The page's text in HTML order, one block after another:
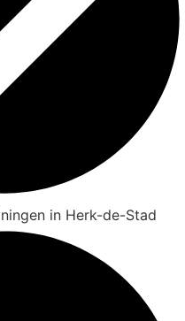
in Herk-de-Stad